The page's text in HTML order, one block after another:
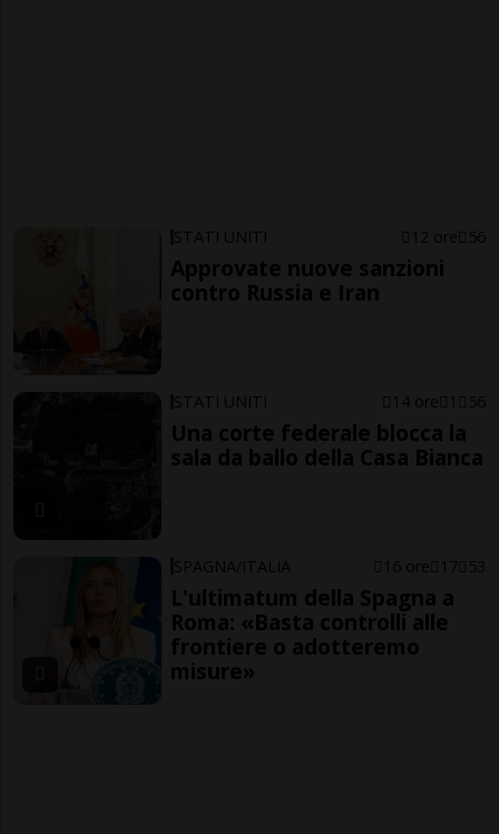
STATI UNITI 12 ore 56
Approvate nuove sanzioni
contro Russia e Iran
STATI UNITI 14 ore 1 56
Una corte federale blocca la
sala da ballo della Casa Bianca
SPAGNA/ITALIA 16 ore 17 53
L'ultimatum della Spagna a
Roma: «Basta controlli alle
frontiere o adotteremo
misure»